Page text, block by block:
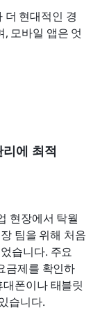
더 현대적인 경
모바일 앱은 엇
에 최적
현장에서 탁월
팀을 위해 처음
습니다. 주요
금제를 확인하
폰이나 태블릿
습니다.